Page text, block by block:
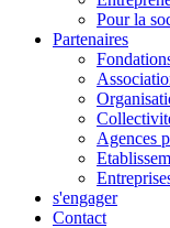
Pour la
Partenaires
Agences
s'engager
Contact